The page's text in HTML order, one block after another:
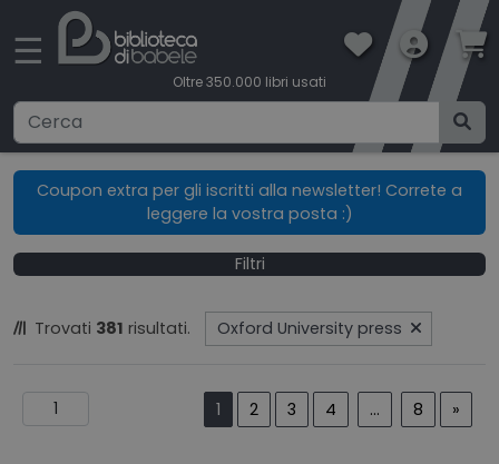
☰
Oltre 350.000 libri usati
Ricerca avanzata
SPEDIZIONI
Coupon extra per gli iscritti alla newsletter! Correte a
leggere la vostra posta :)
Filtri
Trovati 381 risultati. Oxford University press
1 2 3 4 ... 8 »